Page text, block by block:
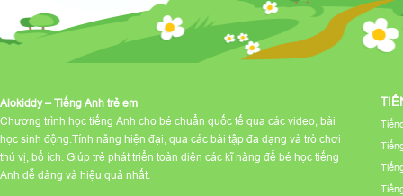
Alokiddy – Tiếng Anh trẻ em
Chương trình học tiếng Anh cho bé chuẩn quốc tế qua các video, bài
học sinh động.Tính năng hiện đại, qua các bài tập đa dạng và trò chơi
thú vị, bổ ích. Giúp trẻ phát triển toàn diện các kĩ năng để bé học tiếng
Anh dễ dàng và hiệu quả nhất.